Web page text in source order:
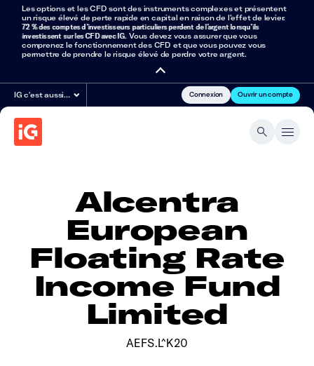
Les options et les CFD sont des instruments complexes et présentent
un risque élevé de perte rapide en capital en raison de l’effet de levier.
72 % des comptes d’investisseurs particuliers perdent de l’argent lorsqu’ils
investissent sur les CFD avec IG. Vous devez vous assurer que vous
comprenez le fonctionnement des CFD et que vous pouvez vous
permettre de prendre le risque élevé de perdre votre argent.
IG c'est aussi… Connexion Ouvrir un compte
Alcentra
European
Floating Rate
Income Fund
Limited
AEFS.L^K20